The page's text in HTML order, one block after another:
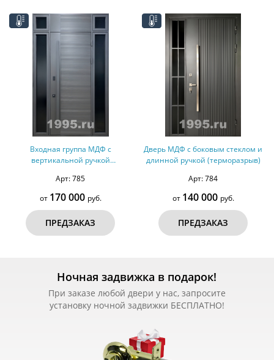
Входная группа МДФ с
вертикальной ручкой
Арт: 785
от 170 000 руб.
ПРЕДЗАКАЗ
Дверь МДФ с боковым стеклом и
длинной ручкой (терморазрыв)
Арт: 784
от 140 000 руб.
ПРЕДЗАКАЗ
Ночная задвижка в подарок!
При заказе любой двери у нас, запросите
установку ночной задвижки БЕСПЛАТНО!